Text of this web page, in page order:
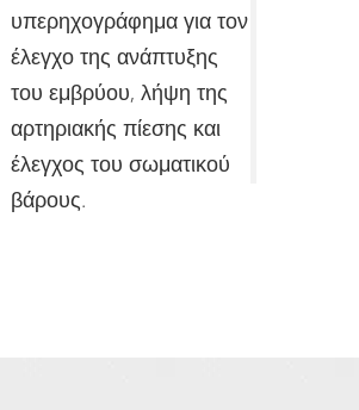
υπερηχογράφημα για τον
έλεγχο της ανάπτυξης
του εμβρύου, λήψη της
αρτηριακής πίεσης και
έλεγχος του σωματικού
βάρους.